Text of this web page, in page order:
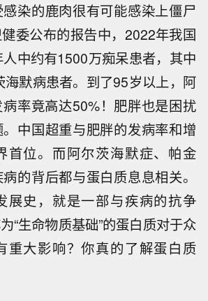
染的鹿肉很有可能感染上僵尸
委公布的报告中，2022年我国
中约有1500万痴呆患者，其中
海默病患者。到了95岁以上，阿
率竟高达50%！肥胖也是困扰
中国超重与肥胖的发病率和增
首位。而阿尔茨海默症、帕金
的背后都与蛋白质息息相关。
展史，就是一部与疾病的抗争
“生命物质基础”的蛋白质对于众
重大影响？你真的了解蛋白质